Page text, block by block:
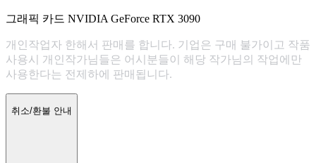
그래픽 카드 NVIDIA GeForce RTX 3090
개인작업자 한해서 판매를 합니다. 기업은 구매 불가이고 작품
사용시 개인작가님들은 어시분들이 해당 작가님의 작업에만
사용한다는 전제하에 판매됩니다.
취소/환불 안내